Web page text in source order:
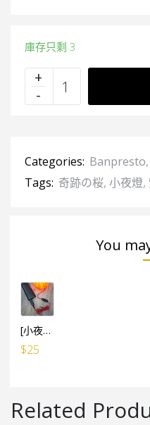
庫存只剩 3
Categories: Banpresto,
Tags: 奇跡の桜, 小夜燈,
You
[小夜燈專用] USB小電池 線1米長 (有開關制)
$25
Related